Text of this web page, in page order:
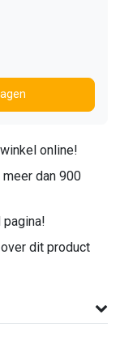
online!
dan 900
dit product